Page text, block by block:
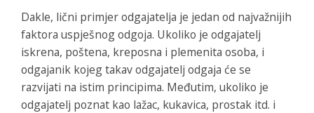
Dakle, lični primjer odgajatelja je jedan od najvažnijih
faktora uspješnog odgoja. Ukoliko je odgajatelj
iskrena, poštena, kreposna i plemenita osoba, i
odgajanik kojeg takav odgajatelj odgaja će se
razvijati na istim principima. Međutim, ukoliko je
odgajatelj poznat kao lažac, kukavica, prostak itd. i